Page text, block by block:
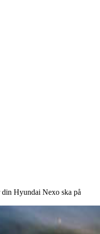
Hyundai Nexo ska på